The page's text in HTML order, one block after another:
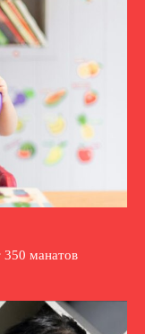
350 манатов